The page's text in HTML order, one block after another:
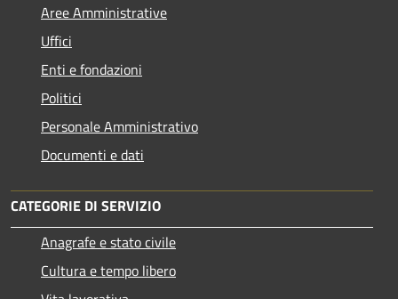
Aree Amministrative
Uffici
Enti e fondazioni
Politici
Personale Amministrativo
Documenti e dati
CATEGORIE DI SERVIZIO
Anagrafe e stato civile
Cultura e tempo libero